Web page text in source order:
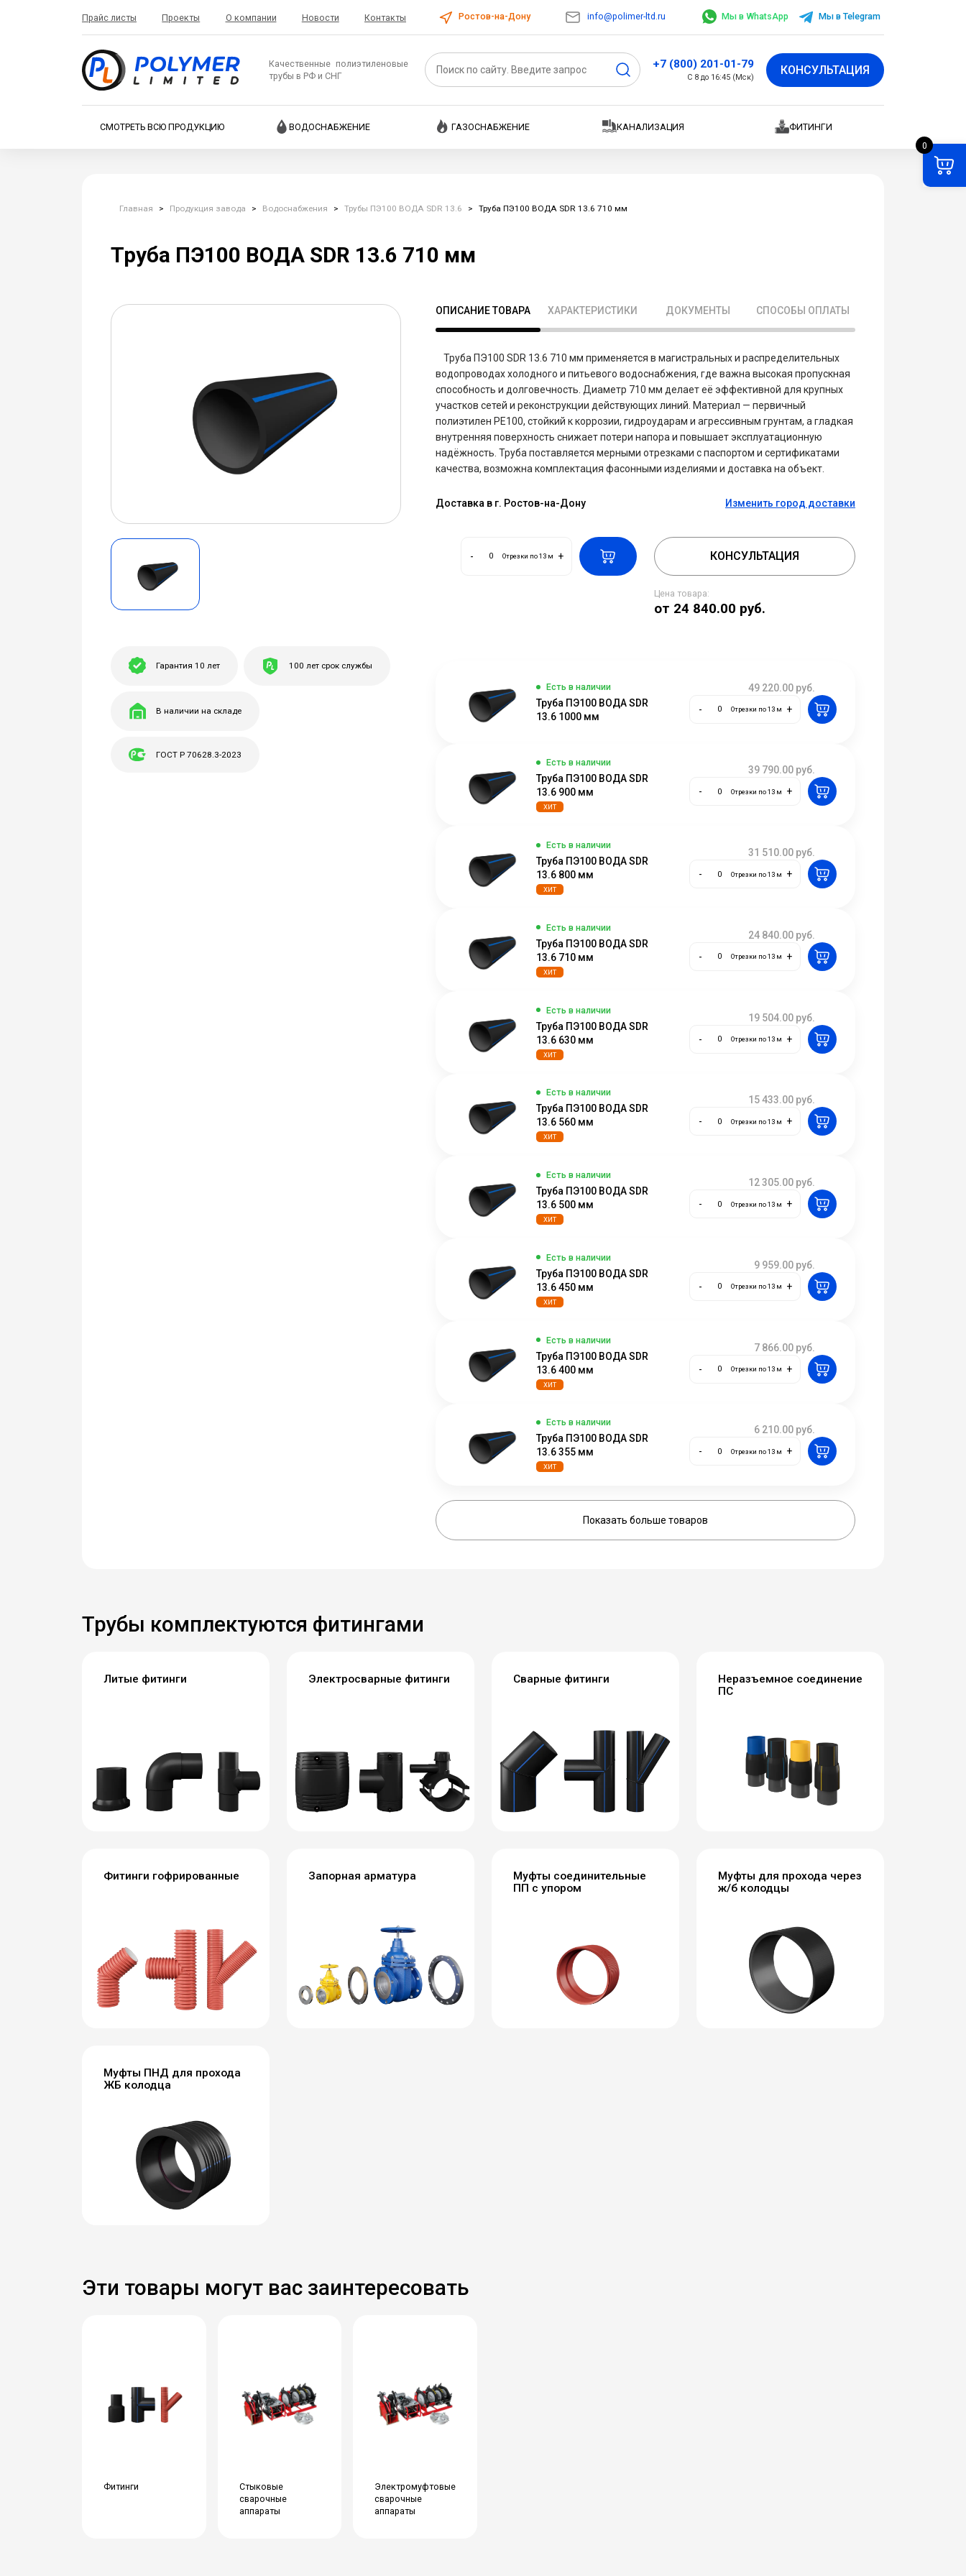
0
Прайс листы Проекты О компании Новости Контакты Ростов-на-Дону info@polimer-ltd.ru Мы в WhatsApp Мы в Telegram
Качественные полиэтиленовые
трубы в РФ и СНГ
+7 (800) 201-01-79
С 8 до 16:45 (Мск)
КОНСУЛЬТАЦИЯ
СМОТРЕТЬ ВСЮ ПРОДУКЦИЮ ВОДОСНАБЖЕНИЕ ГАЗОСНАБЖЕНИЕ КАНАЛИЗАЦИЯ ФИТИНГИ
Главная > Продукция завода > Водоснабжения > Трубы ПЭ100 ВОДА SDR 13.6 > Труба ПЭ100 ВОДА SDR 13.6 710 мм
Труба ПЭ100 ВОДА SDR 13.6 710 мм
Гарантия 10 лет 100 лет срок службы
В наличии на складе
ГОСТ Р 70628.3-2023
ОПИСАНИЕ ТОВАРА ХАРАКТЕРИСТИКИ ДОКУМЕНТЫ СПОСОБЫ ОПЛАТЫ
Труба ПЭ100 SDR 13.6 710 мм применяется в магистральных и распределительных
водопроводах холодного и питьевого водоснабжения, где важна высокая пропускная
способность и долговечность. Диаметр 710 мм делает её эффективной для крупных
участков сетей и реконструкции действующих линий. Материал — первичный
полиэтилен PE100, стойкий к коррозии, гидроударам и агрессивным грунтам, а гладкая
внутренняя поверхность снижает потери напора и повышает эксплуатационную
надёжность. Труба поставляется мерными отрезками с паспортом и сертификатами
качества, возможна комплектация фасонными изделиями и доставка на объект.
Доставка в г. Ростов-на-Дону Изменить город доставки
- Отрезки по 13 м + КОНСУЛЬТАЦИЯ
Цена товара:
от 24 840.00 руб.
Есть в наличии
Труба ПЭ100 ВОДА SDR
13.6 1000 мм
49 220.00 руб.
-
Отрезки по 13 м +
Есть в наличии
Труба ПЭ100 ВОДА SDR
13.6 900 мм
ХИТ
39 790.00 руб.
-
Отрезки по 13 м +
Есть в наличии
Труба ПЭ100 ВОДА SDR
13.6 800 мм
ХИТ
31 510.00 руб.
-
Отрезки по 13 м +
Есть в наличии
Труба ПЭ100 ВОДА SDR
13.6 710 мм
ХИТ
24 840.00 руб.
-
Отрезки по 13 м +
Есть в наличии
Труба ПЭ100 ВОДА SDR
13.6 630 мм
ХИТ
19 504.00 руб.
-
Отрезки по 13 м +
Есть в наличии
Труба ПЭ100 ВОДА SDR
13.6 560 мм
ХИТ
15 433.00 руб.
-
Отрезки по 13 м +
Есть в наличии
Труба ПЭ100 ВОДА SDR
13.6 500 мм
ХИТ
12 305.00 руб.
-
Отрезки по 13 м +
Есть в наличии
Труба ПЭ100 ВОДА SDR
13.6 450 мм
ХИТ
9 959.00 руб.
-
Отрезки по 13 м +
Есть в наличии
Труба ПЭ100 ВОДА SDR
13.6 400 мм
ХИТ
7 866.00 руб.
-
Отрезки по 13 м +
Есть в наличии
Труба ПЭ100 ВОДА SDR
13.6 355 мм
ХИТ
6 210.00 руб.
-
Отрезки по 13 м +
Показать больше товаров
Трубы комплектуются фитингами
Литые фитинги Электросварные фитинги Сварные фитинги
Неразъемное соединение
ПС
Фитинги гофрированные Запорная арматура
Муфты соединительные
ПП с упором
Муфты для прохода через
ж/б колодцы
Муфты ПНД для прохода
ЖБ колодца
Эти товары могут вас заинтересовать
Фитинги
Стыковые
сварочные
аппараты
Электромуфтовые
сварочные
аппараты